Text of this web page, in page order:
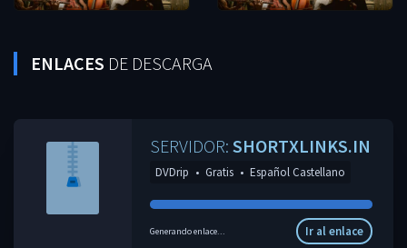
ENLACES DE DESCARGA
SERVIDOR: SHORTXLINKS.IN
DVDrip • Gratis • Español Castellano
Generando enlace... Ir al enlace